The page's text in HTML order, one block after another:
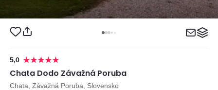
5,0
Chata Dodo Závažná Poruba
Chata, Závažná Poruba, Slovensko